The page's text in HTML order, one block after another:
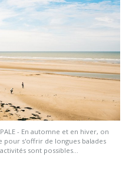
- En automne et en hiver, on
pour s'offrir de longues balades
sont possibles...